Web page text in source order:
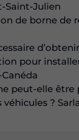
Saint-Julien
de borne de
pour
peut-elle être
véhicules ?